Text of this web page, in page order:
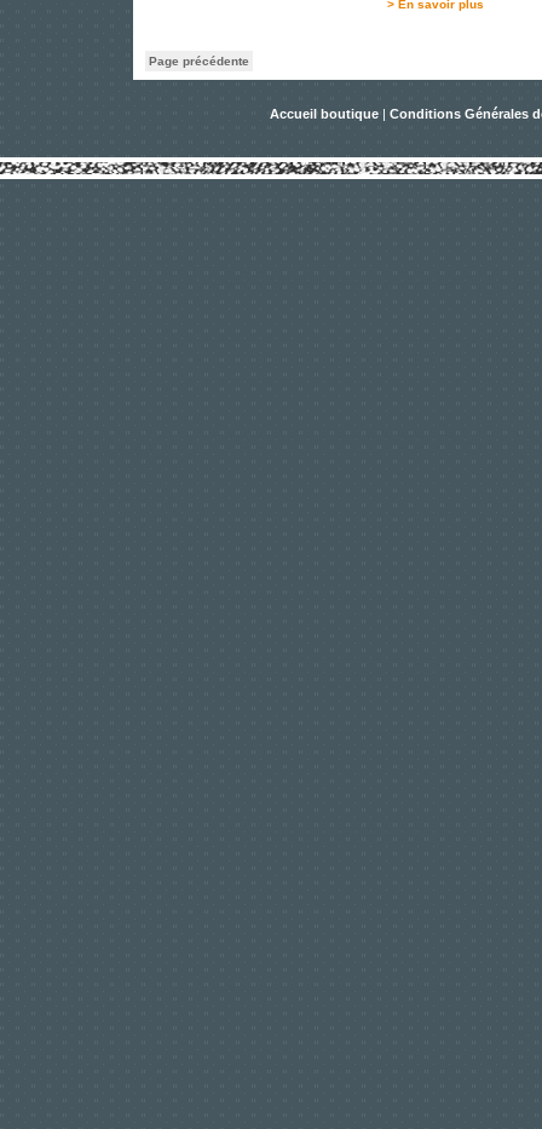
> En savoir plus
Page précédente
Accueil boutique | Conditions Générales